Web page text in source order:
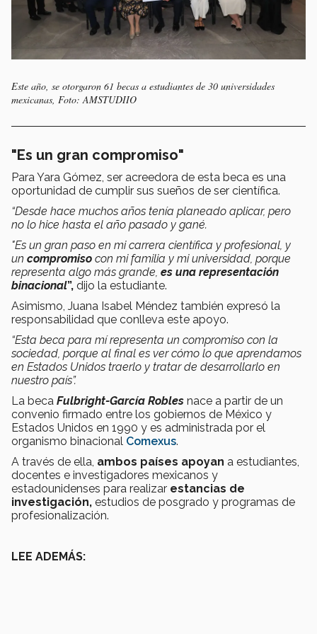
Este año, se otorgaron 61 becas a estudiantes de 30 universidades
mexicanas, Foto: AMSTUDIIO
"Es un gran compromiso"
Para Yara Gómez, ser acreedora de esta beca es una
oportunidad de cumplir sus sueños de ser científica.
“Desde hace muchos años tenía planeado aplicar, pero
no lo hice hasta el año pasado y gané.
"Es un gran paso en mi carrera científica y profesional, y
un compromiso con mi familia y mi universidad, porque
representa algo más grande, es una representación
binacional”, dijo la estudiante.
Asimismo, Juana Isabel Méndez también expresó la
responsabilidad que conlleva este apoyo.
“Esta beca para mí representa un compromiso con la
sociedad, porque al final es ver cómo lo que aprendamos
en Estados Unidos traerlo y tratar de desarrollarlo en
nuestro país”.
La beca Fulbright-García Robles nace a partir de un
convenio firmado entre los gobiernos de México y
Estados Unidos en 1990 y es administrada por el
organismo binacional Comexus.
A través de ella, ambos países apoyan a estudiantes,
docentes e investigadores mexicanos y
estadounidenses para realizar estancias de
investigación, estudios de posgrado y programas de
profesionalización.
LEE ADEMÁS: